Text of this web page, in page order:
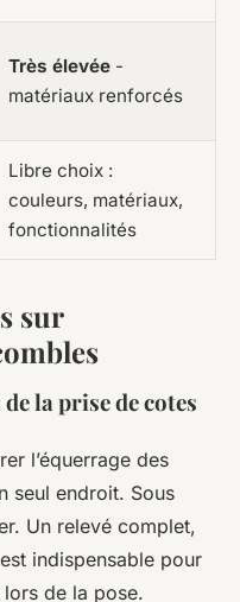
Très élevée -
matériaux renforcés
Libre choix :
couleurs, matériaux,
fonctionnalités
sur
la prise de cotes
l’équerrage des
seul endroit. Sous
Un relevé complet,
indispensable pour
de la pose.